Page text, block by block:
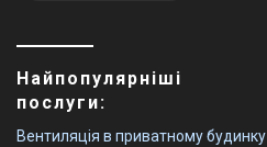
Найпопулярніші
послуги:
Вентиляція в приватному будинку